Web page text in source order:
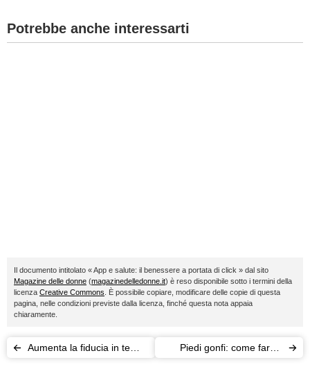
Potrebbe anche interessarti
Il documento intitolato « App e salute: il benessere a portata di click » dal sito
Magazine delle donne (magazinedelledonne.it) è reso disponibile sotto i termini della
licenza Creative Commons . È possibile copiare, modificare delle copie di questa
pagina, nelle condizioni previste dalla licenza, finché questa nota appaia
chiaramente.
Aumenta la fiducia in te
Piedi gonfi: come fare il